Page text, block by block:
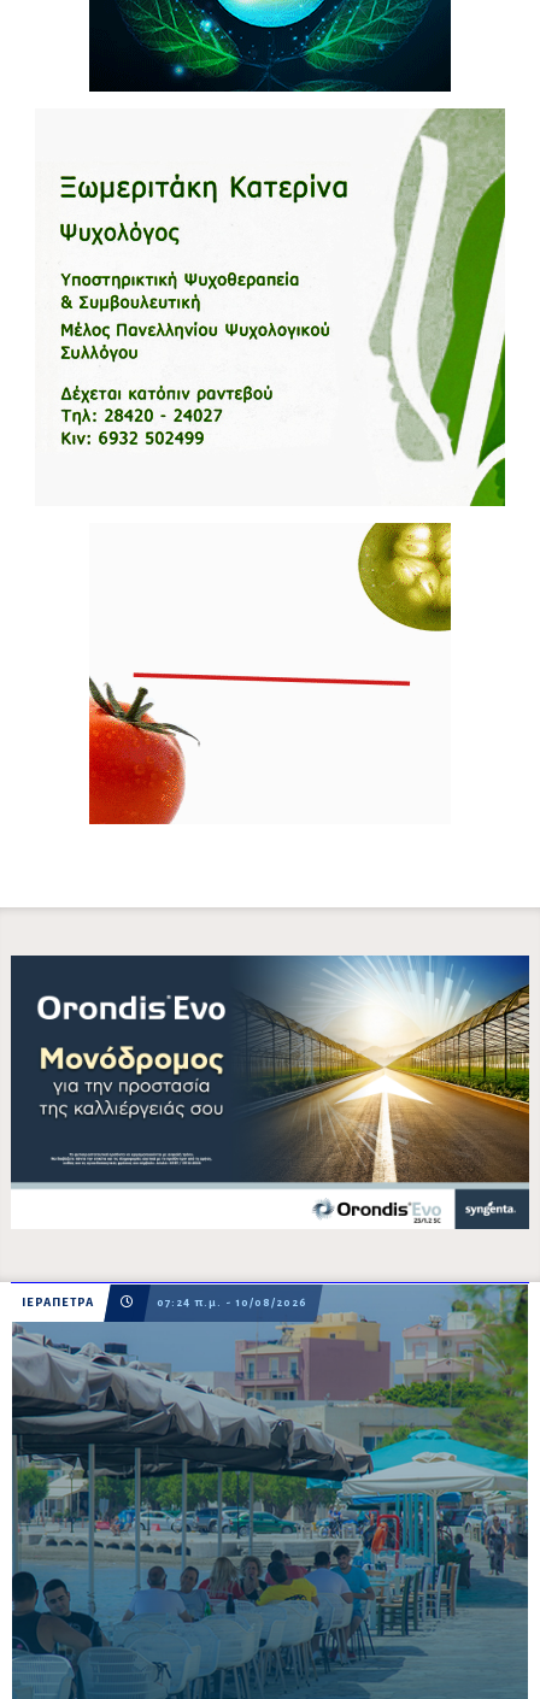
ΙΕΡΑΠΕΤΡΑ 07:24 π.μ. - 10/08/2026